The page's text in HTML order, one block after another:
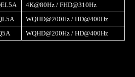
4K@80Hz / FHD@310Hz
WQHD@200Hz / HD@400Hz
WQHD@200Hz / HD@400Hz